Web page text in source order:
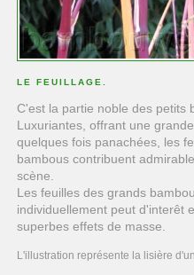
LE FEUILLAGE.
C'est la partie noble des petits
Luxuriantes, offrant une
quelques fois panachées, les
bambous contribuent
scène.
Les feuilles des grands
individuellement peut d'interêt
superbes effets de masse.
L'illustration représente la lisière